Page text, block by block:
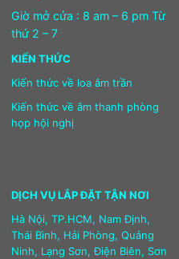
Giờ mở cửa : 8 am – 6 pm Từ
thứ 2 – 7
KIẾN THỨC
Kiến thức về loa âm trần
Kiến thức về âm thanh phòng
họp hội nghị
DỊCH VỤ LẮP ĐẶT TẬN NƠI
Hà Nội, TP.HCM, Nam Định,
Thái Bình, Hải Phòng, Quảng
Ninh, Lạng Sơn, Điện Biên, Sơn